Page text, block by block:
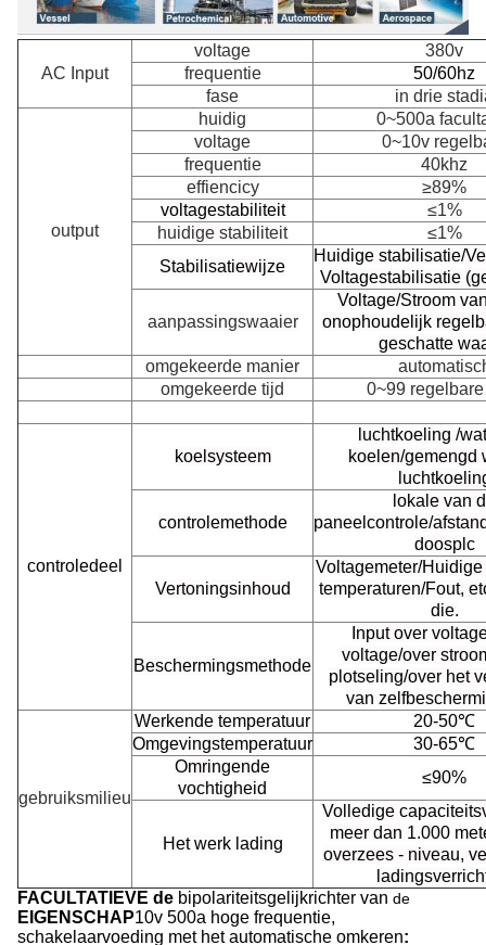
AC Input
voltage
380v
frequentie
50/60hz
fase
in drie
output
huidig
0~500a
voltage
0~10v
frequentie
40khz
effiencicy
≥89%
voltagestabiliteit
≤1%
huidige stabiliteit
≤1%
Stabilisatiewijze
Huidige stabilisatie/
Voltagestabilisatie
aanpassingswaaier
Voltage/Stroom
onophoudelijk
geschatte
omgekeerde manier
omgekeerde tijd
0~99
controledeel
koelsysteem
luchtkoeling /
koelen/gemengd
controlemethode
lokale van
paneelcontrole/
doosplc
Vertoningsinhoud
Voltagemeter/Huidige
temperaturen/Fout,
die.
Beschermingsmethode
Input over
voltage/over
plotseling/over het
van
gebruiksmilieu
Werkende temperatuur
20-50℃
Omgevingstemperatuur
30-65℃
Omringende
vochtigheid
≤90%
Het werk lading
Volledige
meer dan 1.000
overzees - niveau,
FACULTATIEVE de bipolariteitsgelijkrichter van de
EIGENSCHAP10v 500a hoge frequentie,
schakelaarvoeding met het automatische omkeren: